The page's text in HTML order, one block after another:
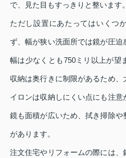
で、見た目もすっきりと整います。
ただし設置にあたってはいくつ
ず、幅が狭い洗面所では鏡が圧
幅は少なくとも750ミリ以上が望
収納は奥行きに制限があるため
イロンは収納しにくい点にも注意
鏡も面積が広いため、拭き掃除
があります。
注文住宅やリフォームの際には、